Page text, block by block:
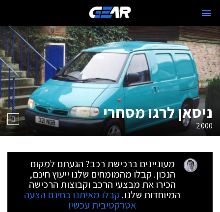
ניסאן לרגו מסחרי
2000
מעוניינים ברכישת רכב? הגעתם למקום
הנכון. קבלו מהמומחים שלנו ייעוץ חינם,
הכירו את מבצעי הרכב וקבוצות הרכישה
המיוחדות שלנו. קבלו מאיתנו בחינם הצעה
אטרקטיבית עכשיו